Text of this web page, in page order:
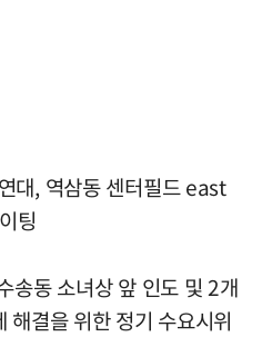
대, 역삼동 센터필드 east
팅
동 소녀상 앞 인도 및 2개
해결을 위한 정기 수요시위